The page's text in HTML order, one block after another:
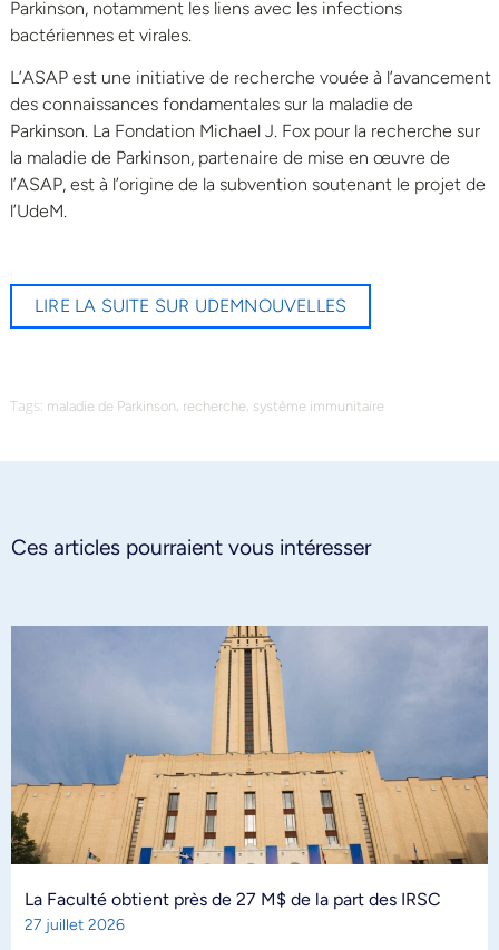
Parkinson, notamment les liens avec les infections
bactériennes et virales.
L’ASAP est une initiative de recherche vouée à l’avancement
des connaissances fondamentales sur la maladie de
Parkinson. La Fondation Michael J. Fox pour la recherche sur
la maladie de Parkinson, partenaire de mise en œuvre de
l’ASAP, est à l’origine de la subvention soutenant le projet de
l’UdeM.
LIRE LA SUITE SUR UDEMNOUVELLES
Tags: maladie de Parkinson, recherche, système immunitaire
Ces articles pourraient vous intéresser
La Faculté obtient près de 27 M$ de la part des IRSC
27 juillet 2026